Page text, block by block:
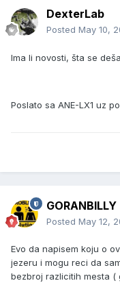
DexterLab
Posted May 10,
Ima li novosti, šta se
Poslato sa ANE-LX1 uz
GORANBILLY
Posted May 12,
Evo da napisem koju o
jezeru i mogu reci da
bezbroj razlicitih mesta